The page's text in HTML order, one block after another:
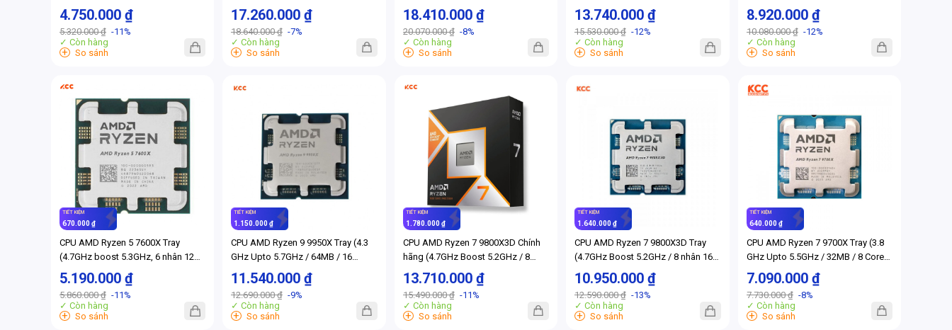
12 Threads / 65W / Socket AM5)
(Full VAT)
4.750.000 ₫
5.320.000 ₫ -11%
✓ Còn hàng
+ So sánh
luồng / 12MB / AM5)
17.260.000 ₫
18.640.000 ₫ -7%
✓ Còn hàng
+ So sánh
luồng / 16MB / AM5)
18.410.000 ₫
20.070.000 ₫ -8%
✓ Còn hàng
+ So sánh
104MB / AM5)
13.740.000 ₫
15.530.000 ₫ -12%
✓ Còn hàng
+ So sánh
8 nhân 16 luồng / 104MB / AM5)
8.920.000 ₫
10.080.000 ₫ -12%
✓ Còn hàng
+ So sánh
TIẾT KIỆM
670.000 ₫
CPU AMD Ryzen 5 7600X Tray
(4.7GHz boost 5.3GHz, 6 nhân 12
luồng, 38MB Cache, 105W, Socket
AM5) (Full VAT)
5.190.000 ₫
5.860.000 ₫ -11%
✓ Còn hàng
+ So sánh
TIẾT KIỆM
1.150.000 ₫
CPU AMD Ryzen 9 9950X Tray (4.3
GHz Upto 5.7GHz / 64MB / 16
Cores, 32 Threads / 170W / Socket
AM5) (Full VAT)
11.540.000 ₫
12.690.000 ₫ -9%
✓ Còn hàng
+ So sánh
TIẾT KIỆM
1.780.000 ₫
CPU AMD Ryzen 7 9800X3D Chính
hãng (4.7GHz Boost 5.2GHz / 8
nhân 16 luồng / 104MB / AM5)
13.710.000 ₫
15.490.000 ₫ -11%
✓ Còn hàng
+ So sánh
TIẾT KIỆM
1.640.000 ₫
CPU AMD Ryzen 7 9800X3D Tray
(4.7GHz Boost 5.2GHz / 8 nhân 16
luồng / 104MB / AM5) (Full VAT)
10.950.000 ₫
12.590.000 ₫ -13%
✓ Còn hàng
+ So sánh
TIẾT KIỆM
640.000 ₫
CPU AMD Ryzen 7 9700X Tray (3.8
GHz Upto 5.5GHz / 32MB / 8 Cores,
16 Threads / 65W / Socket AM5)
(Full VAT)
7.090.000 ₫
7.730.000 ₫ -8%
✓ Còn hàng
+ So sánh